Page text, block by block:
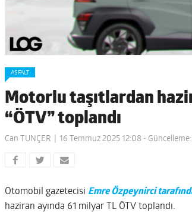
ASFALT
Motorlu taşıtlardan
“ÖTV” toplandı
Can TUNÇER 16 Temmuz 2025 12:08 -
Otomobil gazetecisi Emre Özpeynirci
haziran ayında 61 milyar TL ÖTV toplandı.